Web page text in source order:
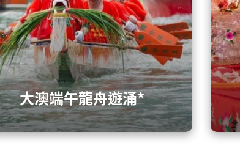
大澳端午龍舟遊涌*